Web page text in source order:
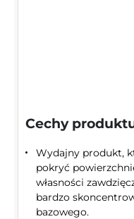
Cechy
Wydajny produkt,
pokryć
własności
bardzo
bazowego.